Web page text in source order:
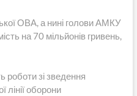
ОВА, а нині голови АМКУ
на 70 мільйонів гривень,
роботи зі зведення
лінії оборони